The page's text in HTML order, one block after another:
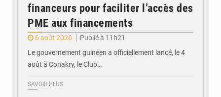
financeurs pour faciliter l’accès des
PME aux financements
6 août 2026
Publié à 11h21
Le gouvernement guinéen a officiellement lancé, le 4
août à Conakry, le Club…
SAVOIR PLUS